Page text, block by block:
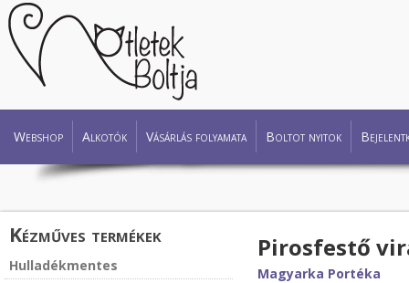
Webshop Alkotók Vásárlás folyamata Boltot nyitok
Kézműves termékek
Hulladékmentes
Pirosfestő
Magyarka Portéka